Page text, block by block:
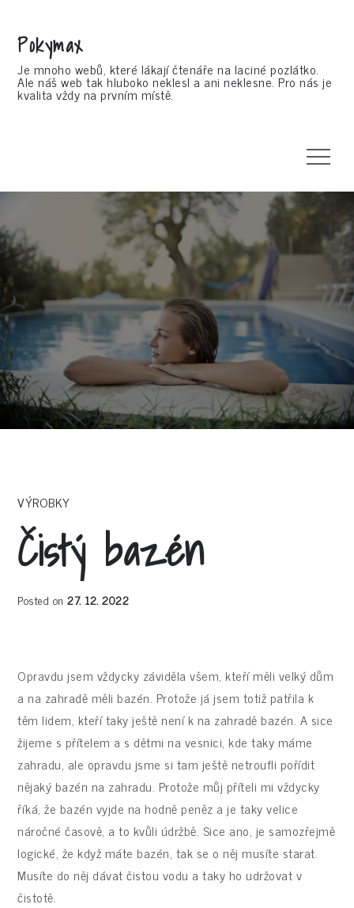
content
Pokymax
Je mnoho webů, které lákají čtenáře na laciné pozlátko.
Ale náš web tak hluboko neklesl a ani neklesne. Pro nás je
kvalita vždy na prvním místě.
Menu
VÝROBKY
Čistý bazén
Posted on27. 12. 2022
Opravdu jsem vždycky záviděla všem, kteří měli velký dům
a na zahradě měli bazén. Protože já jsem totiž patřila k
těm lidem, kteří taky ještě není k na zahradě bazén. A sice
žijeme s přítelem a s dětmi na vesnici, kde taky máme
zahradu, ale opravdu jsme si tam ještě netroufli pořídit
nějaký bazén na zahradu. Protože můj příteli mi vždycky
říká, že bazén vyjde na hodně peněz a je taky velice
náročné časově, a to kvůli údržbě. Sice ano, je samozřejmě
logické, že když máte bazén, tak se o něj musíte starat.
Musíte do něj dávat čistou vodu a taky ho udržovat v
čistotě.